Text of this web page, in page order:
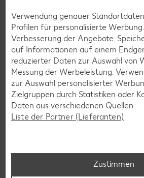
Verwendung genauer
Profilen für personalisierte
Verbesserung der Angebote.
auf Informationen auf einem
reduzierter Daten zur Auswahl von
Messung der Werbeleistung.
zur Auswahl personalisierter
Zielgruppen durch Statistiken oder
Daten aus verschiedenen Quellen.
Liste der Partner (Lieferanten)
Zustimmen